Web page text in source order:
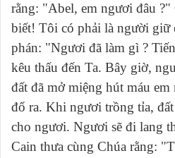
rằng: "Abel, em ngươi đâu
biết! Tôi có phải là người giữ
phán: "Ngươi đã làm gì ?
kêu thấu đến Ta. Bây giờ,
đất đã mở miệng hút máu
đổ ra. Khi ngươi trồng tỉa,
cho ngươi. Ngươi sẽ đi lang
Cain thưa cùng Chúa rằng: